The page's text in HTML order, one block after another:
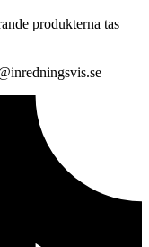
produkterna tas